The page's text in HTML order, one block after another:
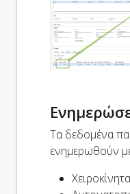
Τα δεδομένα
ενημερωθούν